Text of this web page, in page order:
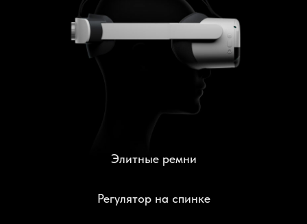
Элитные ремни
Регулятор на спинке